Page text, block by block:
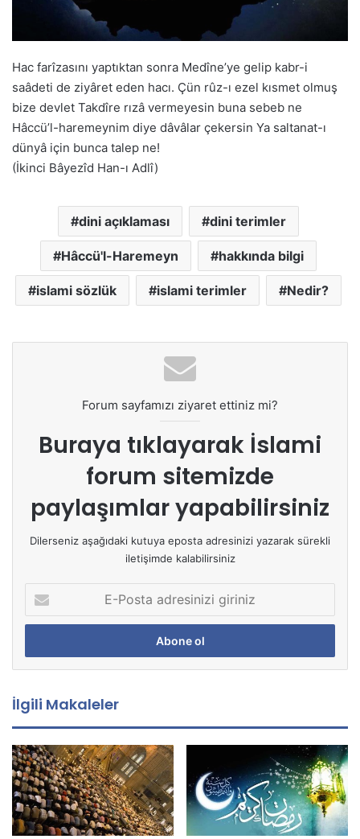
Hac farîzasını yaptıktan sonra Medîne’ye gelip kabr-i
saâdeti de ziyâret eden hacı. Çün rûz-ı ezel kısmet olmuş
bize devlet Takdîre rızâ vermeyesin buna sebeb ne
Hâccü’l-haremeynim diye dâvâlar çekersin Ya saltanat-ı
dünyâ için bunca talep ne!
(İkinci Bâyezîd Han-ı Adlî)
dini açıklaması dini terimler
Hâccü'l-Haremeyn hakkında bilgi
islami sözlük islami terimler Nedir?
Forum sayfamızı ziyaret ettiniz mi?
Buraya tıklayarak İslami
forum sitemizde
paylaşımlar yapabilirsiniz
Dilerseniz aşağıdaki kutuya eposta adresinizi yazarak sürekli
iletişimde kalabilirsiniz
P
s
a
d
r
e
s
i
n
i
İlgili Makaleler